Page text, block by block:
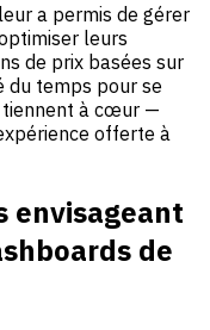
a permis de gérer
leurs
de prix basées sur
du temps pour se
tiennent à cœur —
offerte à
envisageant
de